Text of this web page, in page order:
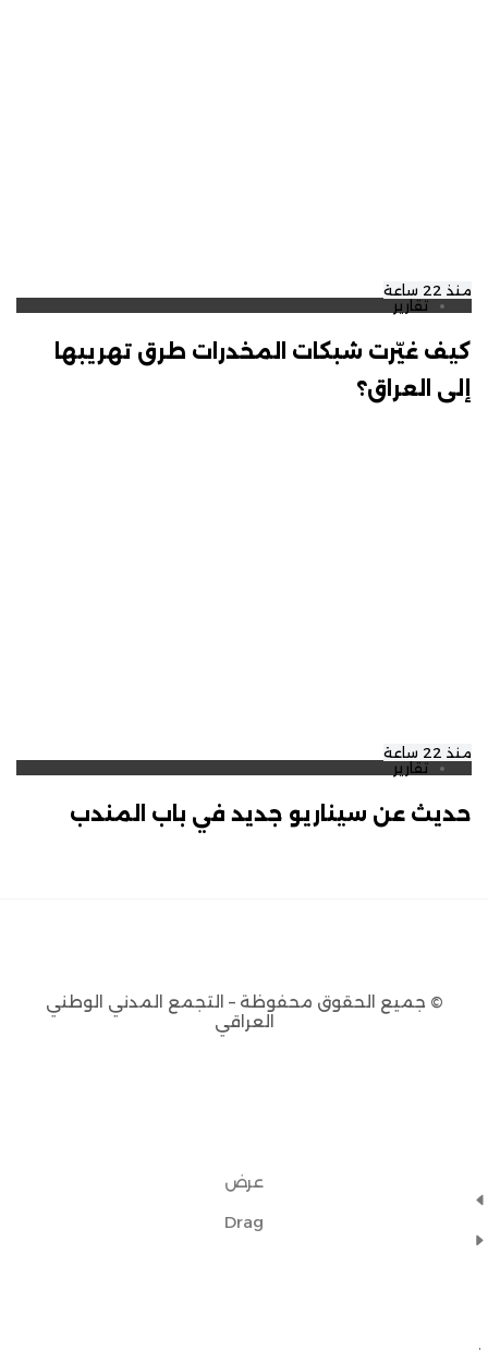
منذ 22 ساعة
تقارير
كيف غيّرت شبكات المخدرات طرق تهريبها
إلى العراق؟
منذ 22 ساعة
تقارير
حديث عن سيناريو جديد في باب المندب
© جميع الحقوق محفوظة – التجمع المدني الوطني
العراقي
عرض
Drag